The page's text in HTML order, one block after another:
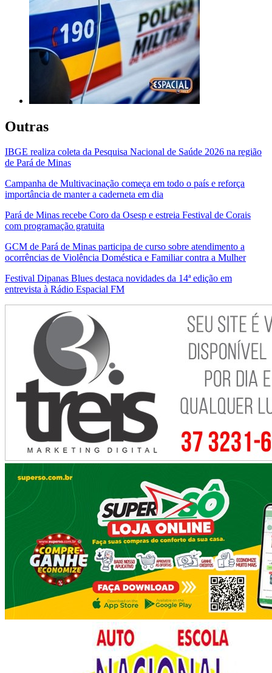
Outras
IBGE realiza coleta da Pesquisa Nacional de Saúde 2026 na região
de Pará de Minas
Campanha de Multivacinação começa em todo o país e reforça
importância de manter a caderneta em dia
Pará de Minas recebe Coro da Osesp e estreia Festival de Corais
com programação gratuita
GCM de Pará de Minas participa de curso sobre atendimento a
ocorrências de Violência Doméstica e Familiar contra a Mulher
Festival Dipanas Blues destaca novidades da 14ª edição em
entrevista à Rádio Espacial FM